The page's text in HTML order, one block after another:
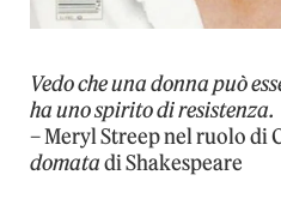
Vedo che una donna può
ha uno spirito di resistenza.
– Meryl Streep nel ruolo di
domatadi Shakespeare